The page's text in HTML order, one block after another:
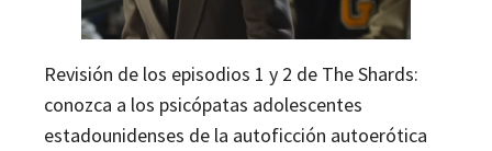
Revisión de los episodios 1 y 2 de The Shards:
conozca a los psicópatas adolescentes
estadounidenses de la autoficción autoerótica